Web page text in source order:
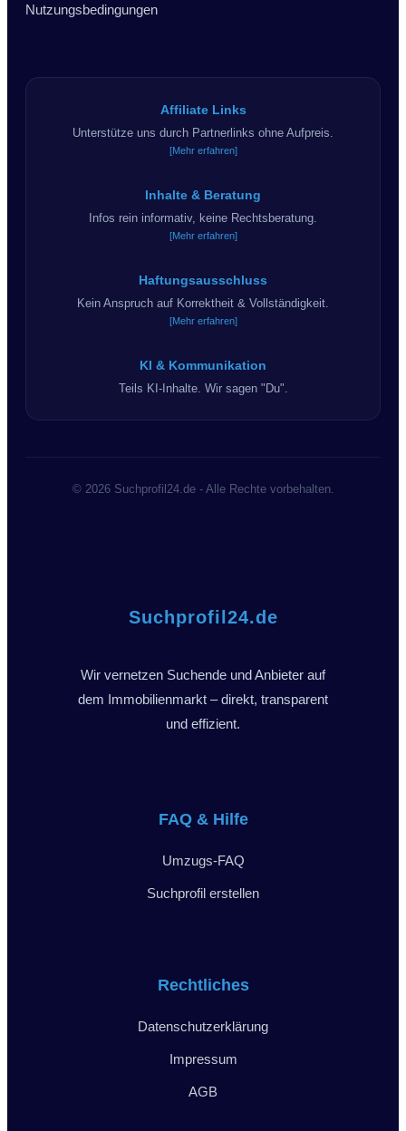
Nutzungsbedingungen
Affiliate Links
Unterstütze uns durch Partnerlinks ohne Aufpreis.
[Mehr erfahren]
Inhalte & Beratung
Infos rein informativ, keine Rechtsberatung.
[Mehr erfahren]
Haftungsausschluss
Kein Anspruch auf Korrektheit & Vollständigkeit.
[Mehr erfahren]
KI & Kommunikation
Teils KI-Inhalte. Wir sagen "Du".
© 2026 Suchprofil24.de - Alle Rechte vorbehalten.
Suchprofil24.de
Wir vernetzen Suchende und Anbieter auf
dem Immobilienmarkt – direkt, transparent
und effizient.
FAQ & Hilfe
Umzugs-FAQ
Suchprofil erstellen
Rechtliches
Datenschutzerklärung
Impressum
AGB